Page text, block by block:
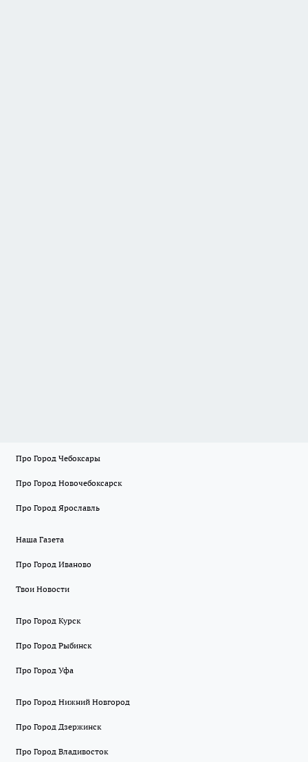
Про Город Чебоксары
Про Город Новочебоксарск
Про Город Ярославль
Наша Газета
Про Город Иваново
Твои Новости
Про Город Курск
Про Город Рыбинск
Про Город Уфа
Про Город Нижний Новгород
Про Город Дзержинск
Про Город Владивосток